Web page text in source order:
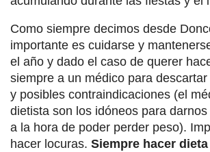
Como siempre decimos desde
importante es cuidarse y
el año y dado el caso de querer
siempre a un médico para
y posibles contraindicaciones (el
dietista son los idóneos para
a la hora de poder perder peso).
hacer locuras. Siempre hacer